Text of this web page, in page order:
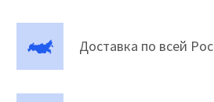
Доставка по всей